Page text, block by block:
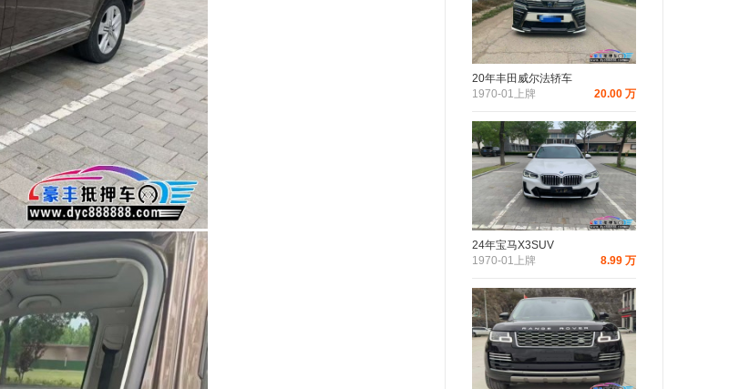
20年丰田威尔法轿车
1970-01上牌
20.00 万
24年宝马X3SUV
1970-01上牌
8.99 万